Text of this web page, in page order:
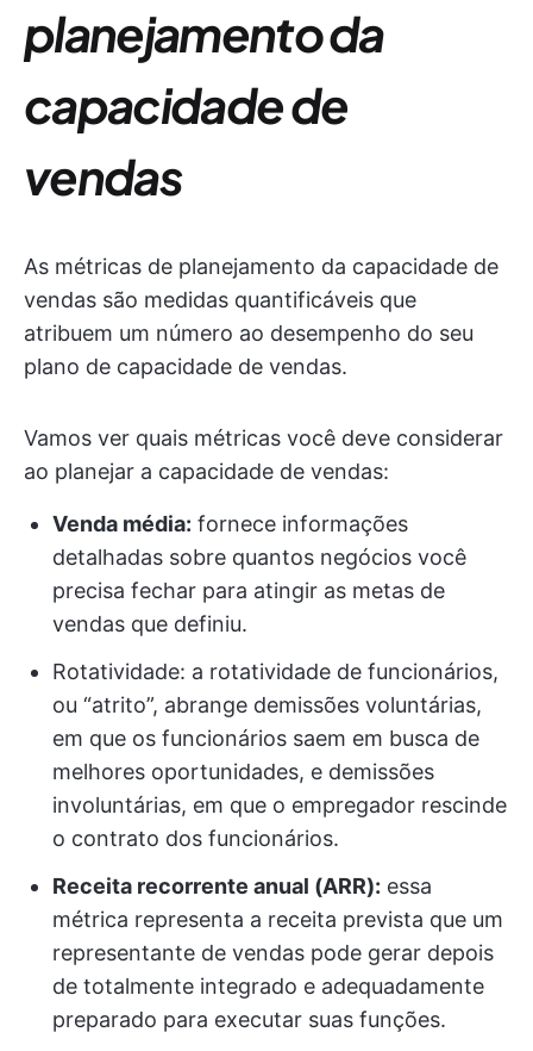
planejamento da
capacidade de
vendas
As métricas de planejamento da capacidade de
vendas são medidas quantificáveis que
atribuem um número ao desempenho do seu
plano de capacidade de vendas.
Vamos ver quais métricas você deve considerar
ao planejar a capacidade de vendas:
Venda média: fornece informações
detalhadas sobre quantos negócios você
precisa fechar para atingir as metas de
vendas que definiu.
Rotatividade: a rotatividade de funcionários,
ou “atrito”, abrange demissões voluntárias,
em que os funcionários saem em busca de
melhores oportunidades, e demissões
involuntárias, em que o empregador rescinde
o contrato dos funcionários.
Receita recorrente anual (ARR): essa
métrica representa a receita prevista que um
representante de vendas pode gerar depois
de totalmente integrado e adequadamente
preparado para executar suas funções.